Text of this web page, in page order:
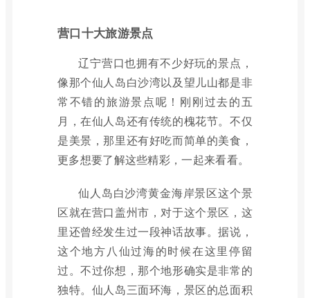
营口十大旅游景点
辽宁营口也拥有不少好玩的景点，
像那个仙人岛白沙湾以及望儿山都是非
常不错的旅游景点呢！刚刚过去的五
月，在仙人岛还有传统的槐花节。不仅
是美景，那里还有好吃而简单的美食，
更多想要了解这些精彩，一起来看看。
仙人岛白沙湾黄金海岸景区这个景
区就在营口盖州市，对于这个景区，这
里还曾经发生过一段神话故事。据说，
这个地方八仙过海的时候在这里停留
过。不过你想，那个地形确实是非常的
独特。仙人岛三面环海，景区的总面积